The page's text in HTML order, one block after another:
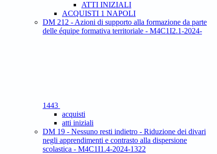
ATTI INIZIALI
ACQUISTI 1 NAPOLI
DM 212 - Azioni di supporto alla formazione da parte
delle équipe formativa territoriale - M4C1I2.1-2024-
1443
acquisti
atti iniziali
DM 19 - Nessuno resti indietro - Riduzione dei divari
negli apprendimenti e contrasto alla dispersione
scolastica - M4C1I1.4-2024-1322